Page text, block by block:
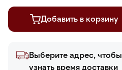
Добавить в корзину
Выберите адрес, чтобы
узнать время доставки